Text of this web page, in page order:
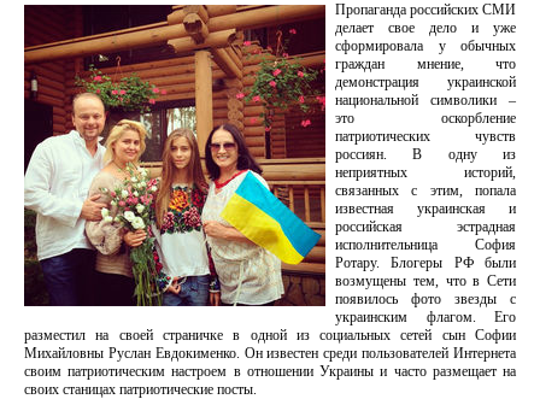
Пропаганда российских СМИ
делает свое дело и уже
сформировала у обычных
граждан мнение, что
демонстрация украинской
национальной символики –
это оскорбление
патриотических чувств
россиян. В одну из
неприятных историй,
связанных с этим, попала
известная украинская и
российская эстрадная
исполнительница София
Ротару. Блогеры РФ были
возмущены тем, что в Сети
появилось фото звезды с
украинским флагом. Его
разместил на своей страничке в одной из социальных сетей сын Софии
Михайловны Руслан Евдокименко. Он известен среди пользователей Интернета
своим патриотическим настроем в отношении Украины и часто размещает на
своих станицах патриотические посты.